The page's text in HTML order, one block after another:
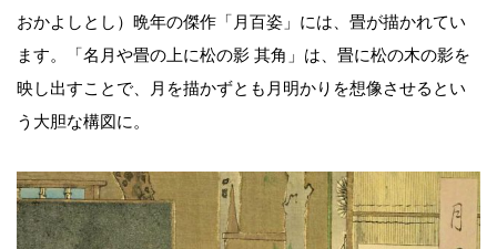
おかよしとし）晩年の傑作「月百姿」には、畳が描かれてい
ます。「名月や畳の上に松の影 其角」は、畳に松の木の影を
映し出すことで、月を描かずとも月明かりを想像させるとい
う大胆な構図に。